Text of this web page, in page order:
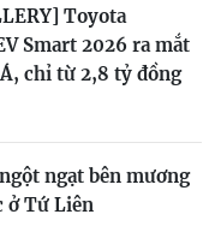
Toyota
Smart 2026 ra mắt
chỉ từ 2,8 tỷ đồng
ngạt bên mương
ở Tứ Liên